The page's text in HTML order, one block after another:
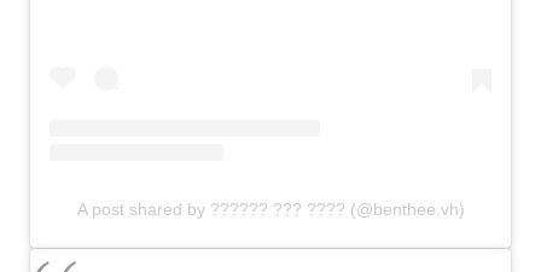
A post shared by ?????? ??? ???? (@benthee.vh)